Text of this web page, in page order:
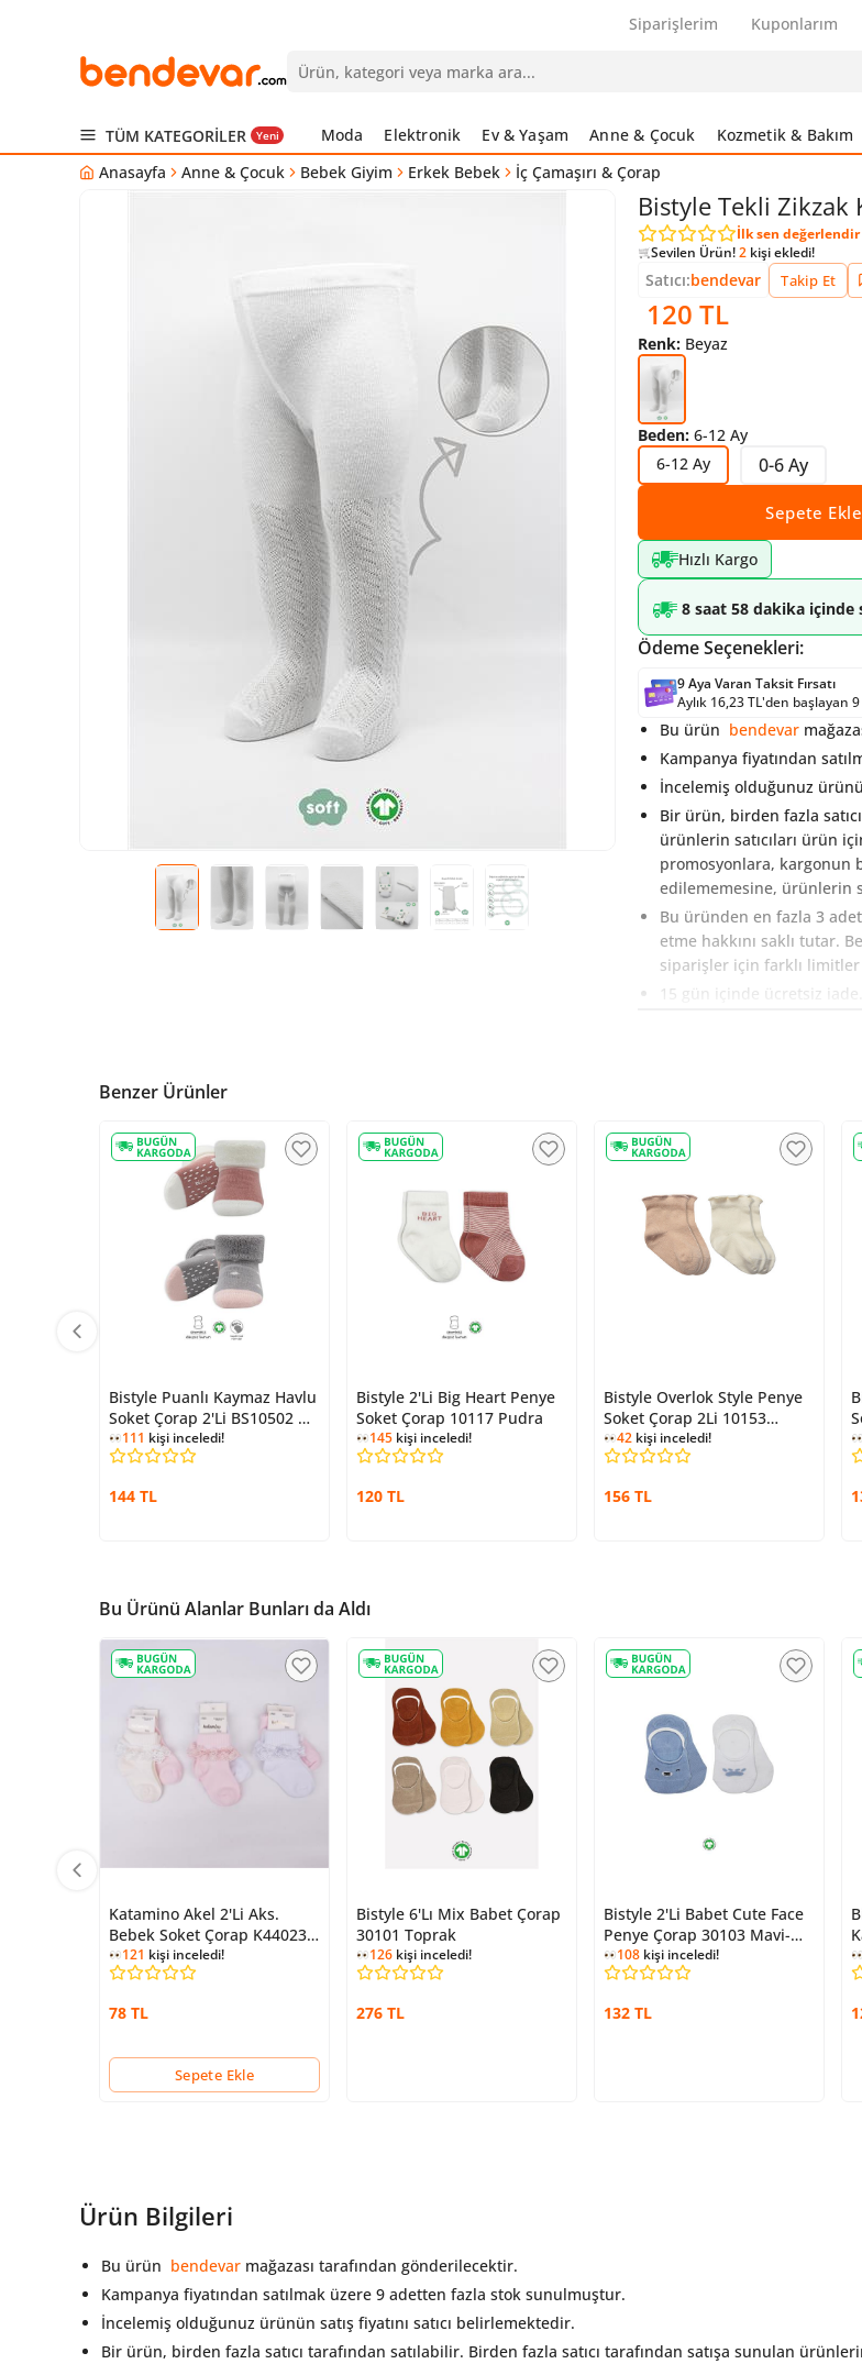
Siparişlerim Kuponlarım
TÜM KATEGORİLER Yeni Moda Elektronik Ev & Yaşam Anne & Çocuk Kozmetik & Bakım
Anasayfa
Anne & Çocuk Bebek Giyim Erkek Bebek İç Çamaşırı & Çorap
Bistyle Tekli Zikzak
İlk sen değerlendir
Sevilen Ürün!1 kişifavoriledi!
Sevilen Ürün!
kişi inceledi!
Sevilen Ürün!2kişi ekledi!
Sevilen Ürün!
Satıcı:bendevar Takip Et
120 TL
Renk: Beyaz
Beden:6-12 Ay
6-12 Ay
0-6 Ay
Sepete Ekle
Hızlı Kargo
8 saat 58 dakika
Ödeme Seçenekleri:
9 Aya Varan Taksit Fırsatı
Aylık 16,23 TL'den başlayan
Bu ürün bendevar
Kampanya fiyatından
İncelemiş olduğunuz
Bir ürün, birden fazla
ürünlerin satıcıları ürün
promosyonlara, kargonun
edilememesine, ürünlerin
Bu üründen en fazla 3
etme hakkını saklı tutar.
siparişler için farklı
15 gün içinde ücretsiz
Benzer Ürünler
Bistyle Puanlı Kaymaz Havlu
Soket Çorap 2'Li BS10502 Gri
Pudra
111 kişi inceledi!
144 TL
Bistyle 2'Li Big Heart Penye
Soket Çorap 10117 Pudra
145 kişi inceledi!
120 TL
Bistyle Overlok Style Penye
Soket Çorap 2Li 10153
Kahve
42 kişi inceledi!
156 TL
Bu Ürünü Alanlar Bunları da Aldı
Katamino Akel 2'Li Aks.
Bebek Soket Çorap K44023
Asorti
121 kişi inceledi!
78 TL
Sepete Ekle
Bistyle 6'Lı Mix Babet Çorap
30101 Toprak
126 kişi inceledi!
276 TL
Bistyle 2'Li Babet Cute Face
Penye Çorap 30103 Mavi-
Beyaz
108 kişi inceledi!
132 TL
Ürün Bilgileri
Bu ürün bendevar mağazası tarafından gönderilecektir.
Kampanya fiyatından satılmak üzere 9 adetten fazla stok sunulmuştur.
İncelemiş olduğunuz ürünün satış fiyatını satıcı belirlemektedir.
Bir ürün, birden fazla satıcı tarafından satılabilir. Birden fazla satıcı tarafından satışa sunulan